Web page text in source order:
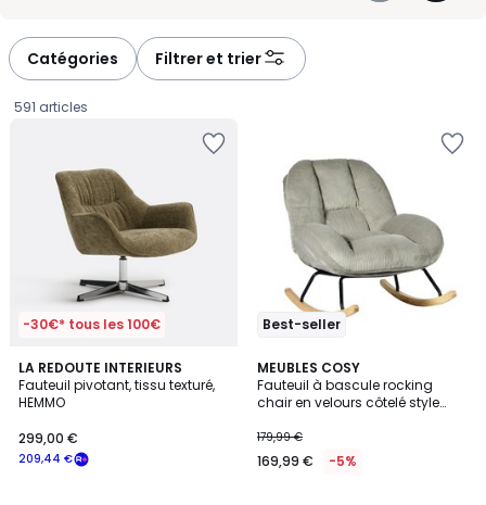
pour un petit espace, une assise généreuse pour les longues
pauses, ou un design affirmé pour structurer la pièce. Le fauteuil
pivotant combine confort, souplesse et allure au quotidien.
Catégories Filtrer et trier
591 articles
-30€* tous les 100€
LA REDOUTE INTERIEURS
Fauteuil pivotant, tissu texturé,
HEMMO
€
souscrivez
209,44 €
299,00 €
5
/
5
2
Couleurs
Best-seller
MEUBLES COSY
Fauteuil à bascule rocking
chair en velours côtelé style
179,99 €
169,99 € -5%
4
/
5
2
Couleurs